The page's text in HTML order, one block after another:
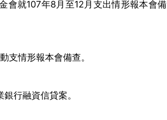
會就107年8月至12月支出情形報本會備
支情形報本會備查。
行融資信貸案。